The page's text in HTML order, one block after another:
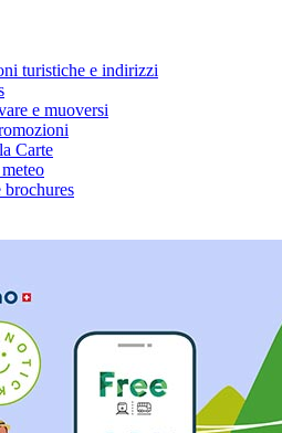
turistiche e indirizzi
e muoversi
Carte
brochures